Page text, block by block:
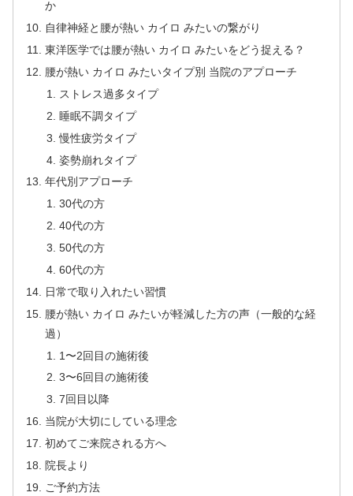
か
自律神経と腰が熱い カイロ みたいの繋がり
東洋医学では腰が熱い カイロ みたいをどう捉える？
腰が熱い カイロ みたいタイプ別 当院のアプローチ
ストレス過多タイプ
睡眠不調タイプ
慢性疲労タイプ
姿勢崩れタイプ
年代別アプローチ
30代の方
40代の方
50代の方
60代の方
日常で取り入れたい習慣
腰が熱い カイロ みたいが軽減した方の声（一般的な経
過）
1〜2回目の施術後
3〜6回目の施術後
7回目以降
当院が大切にしている理念
初めてご来院される方へ
院長より
ご予約方法